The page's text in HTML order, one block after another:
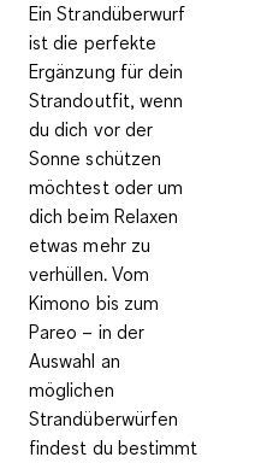
EinStrandüberwurf
ist die perfekte
Ergänzung für dein
Strandoutfit, wenn
du dich vor der
Sonne schützen
möchtest oder um
dich beim Relaxen
etwas mehr zu
verhüllen. Vom
Kimono bis zum
Pareo – in der
Auswahl an
möglichen
Strandüberwürfen
findest du bestimmt